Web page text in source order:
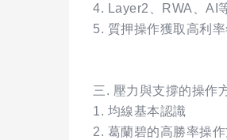
4. Layer2、RWA、AI
5. 質押操作獲取高利
三. 壓力與支撐的操作
1. 均線基本認識
2. 葛蘭碧的高勝率操